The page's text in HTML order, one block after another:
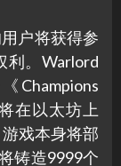
户将获得参
利。Warlord
Champions
在以太坊上
戏本身将部
铸造9999个